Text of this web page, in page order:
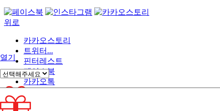
열기
위로
카카오스토리
트위터...
핀터레스트
페이스북
카카오톡
닫기